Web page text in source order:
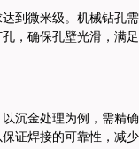
到微米级。 机械钻孔
，确保孔壁光滑，满足
以沉金处理为例，需精
证焊接的可靠性，减少